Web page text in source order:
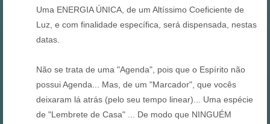
Uma ENERGIA ÚNICA, de um Altíssimo Coeficiente de
Luz, e com finalidade específica, será dispensada, nestas
datas.
Não se trata de uma "Agenda", pois que o Espírito não
possui Agenda... Mas, de um "Marcador", que vocês
deixaram lá atrás (pelo seu tempo linear)... Uma espécie
de "Lembrete de Casa" ... De modo que NINGUÉM